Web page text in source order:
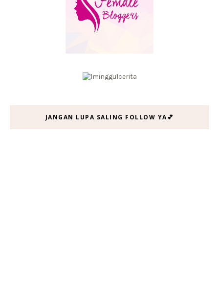
JANGAN LUPA SALING FOLLOW YA💕